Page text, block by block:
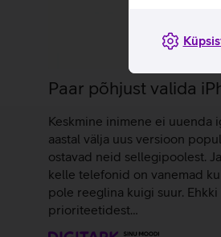
Paar põhjust valida
Keskmine inimene ei uuenda
aastal välja uus versioon
ostavad neid sellegipoolest.
kelle telefonid on vanemad
pole reeglina kuigi suur.
prioriteetidest…